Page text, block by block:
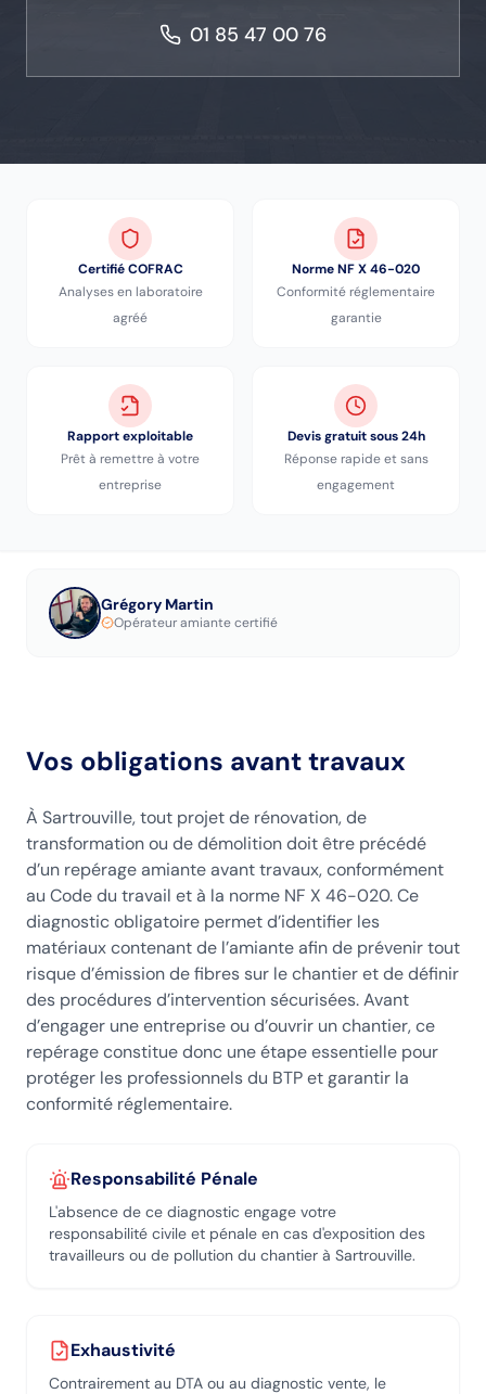
01 85 47 00 76
Certifié COFRAC
Analyses en laboratoire
agréé
Norme NF X 46-020
Conformité réglementaire
garantie
Rapport exploitable
Prêt à remettre à votre
entreprise
Devis gratuit sous 24h
Réponse rapide et sans
engagement
Grégory Martin
Opérateur amiante certifié
Vos obligations avant travaux
À Sartrouville, tout projet de rénovation, de
transformation ou de démolition doit être précédé
d’un repérage amiante avant travaux, conformément
au Code du travail et à la norme NF X 46-020. Ce
diagnostic obligatoire permet d’identifier les
matériaux contenant de l’amiante afin de prévenir tout
risque d’émission de fibres sur le chantier et de définir
des procédures d’intervention sécurisées. Avant
d’engager une entreprise ou d’ouvrir un chantier, ce
repérage constitue donc une étape essentielle pour
protéger les professionnels du BTP et garantir la
conformité réglementaire.
Responsabilité Pénale
L'absence de ce diagnostic engage votre
responsabilité civile et pénale en cas d'exposition des
travailleurs ou de pollution du chantier à Sartrouville.
Exhaustivité
Contrairement au DTA ou au diagnostic vente, le